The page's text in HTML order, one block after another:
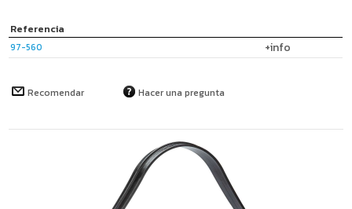
Referencia
97-560 +info
Recomendar Hacer una pregunta